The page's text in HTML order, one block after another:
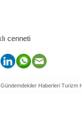
Gündemdekiler Haberleri Turizm